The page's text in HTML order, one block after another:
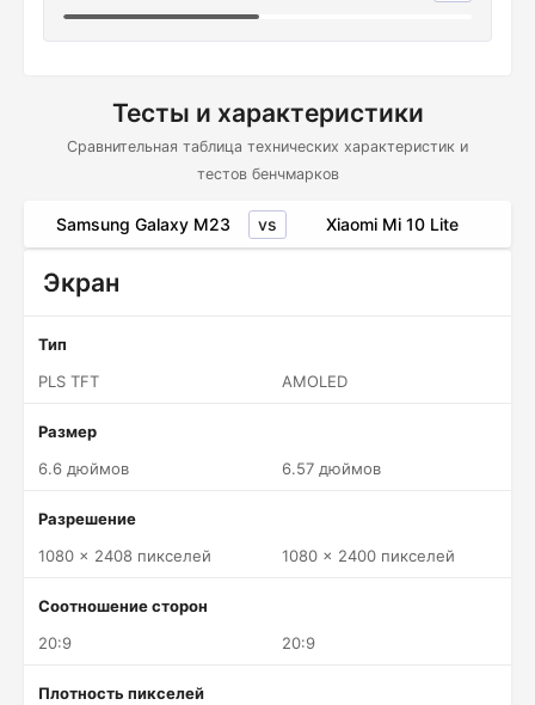
Тесты и характеристики
Сравнительная таблица технических характеристик и
тестов бенчмарков
Samsung Galaxy M23 vs Xiaomi Mi 10 Lite
Экран
Тип
PLS TFT
AMOLED
Размер
6.6 дюймов
6.57 дюймов
Разрешение
1080 x 2408 пикселей
1080 x 2400 пикселей
Соотношение сторон
20:9
20:9
Плотность пикселей